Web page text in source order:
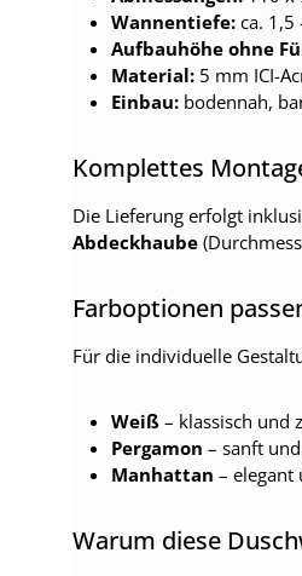
Wannentiefe: ca. 1,5
Aufbauhöhe ohne
Material: 5 mm ICI-
Einbau: bodennah,
Komplettes
Die Lieferung erfolgt
Abdeckhaube
Farboptionen
Für die individuelle
Weiß – klassisch und
Pergamon – sanft
Manhattan – elegant
Warum diese